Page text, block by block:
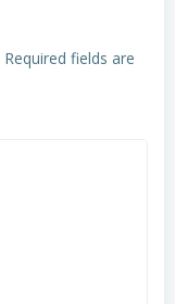
Required fields are